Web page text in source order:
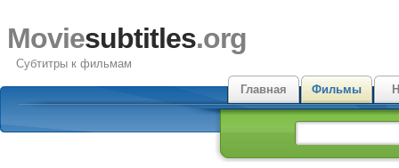
Moviesubtitles.org
Субтитры к фильмам
Главная
Фильмы